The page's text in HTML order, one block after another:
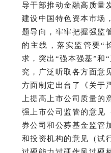
导干部推动金融高质量
建设中国特色资本市场
题导向，牢牢把握强监
的主线，落实监管要“
求，突出“强本强基”和
究，广泛听取各方面意
方面制定出台了《关于
上提高上市公司质量的
强上市公司监管的意见
券公司和公募基金监管
和投资机构的意见（试